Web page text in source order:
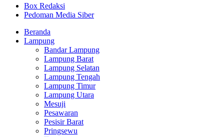
Box Redaksi
Pedoman Media Siber
Beranda
Lampung
Bandar Lampung
Lampung Barat
Lampung Selatan
Lampung Tengah
Lampung Timur
Lampung Utara
Mesuji
Pesawaran
Pesisir Barat
Pringsewu